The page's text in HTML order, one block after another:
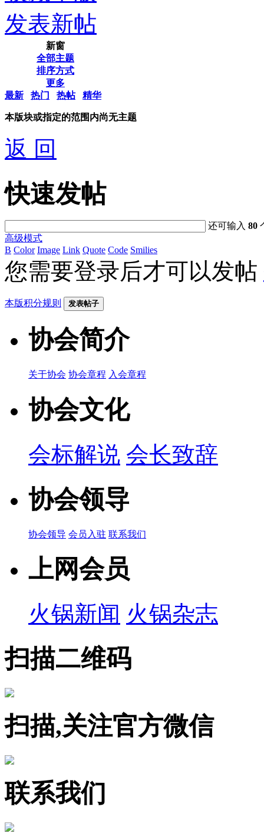
发表新帖
新窗
全部主题
排序方式
更多
最新
热门 热帖 精华
本版块或指定的范围内尚无主题
返 回
快速发帖
还可输入80
高级模式
B Color Image Link Quote Code Smilies
您需要登录后才可以发帖
本版积分规则 发表帖子
协会简介
关于协会 协会章程 入会章程
协会文化
会标解说 会长致辞
协会领导
协会领导 会员入驻 联系我们
上网会员
火锅新闻 火锅杂志
扫描二维码
扫描,关注官方微信
联系我们